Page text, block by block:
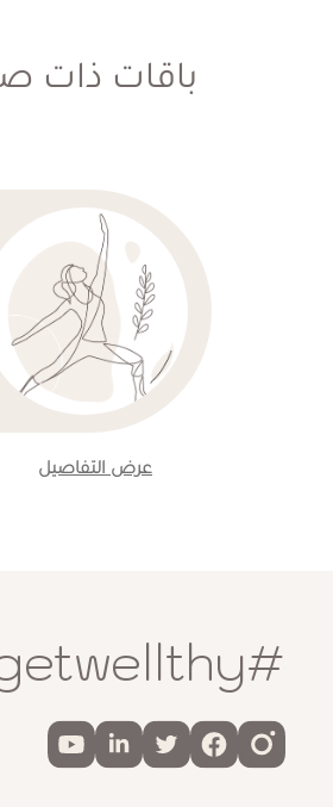
باقات ذات
عرض التفاصيل
#getwellthy